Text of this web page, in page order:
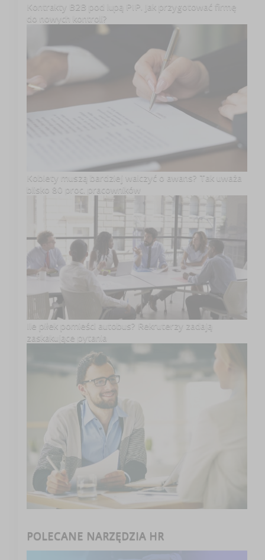
Kontrakty B2B pod lupą PIP. Jak przygotować firmę
do nowych kontroli?
Kobiety muszą bardziej walczyć o awans? Tak uważa
blisko 80 proc. pracowników
Ile piłek pomieści autobus? Rekruterzy zadają
zaskakujące pytania
POLECANE NARZĘDZIA HR